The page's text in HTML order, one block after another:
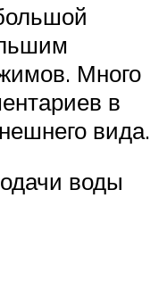
Много
в
вида.
воды